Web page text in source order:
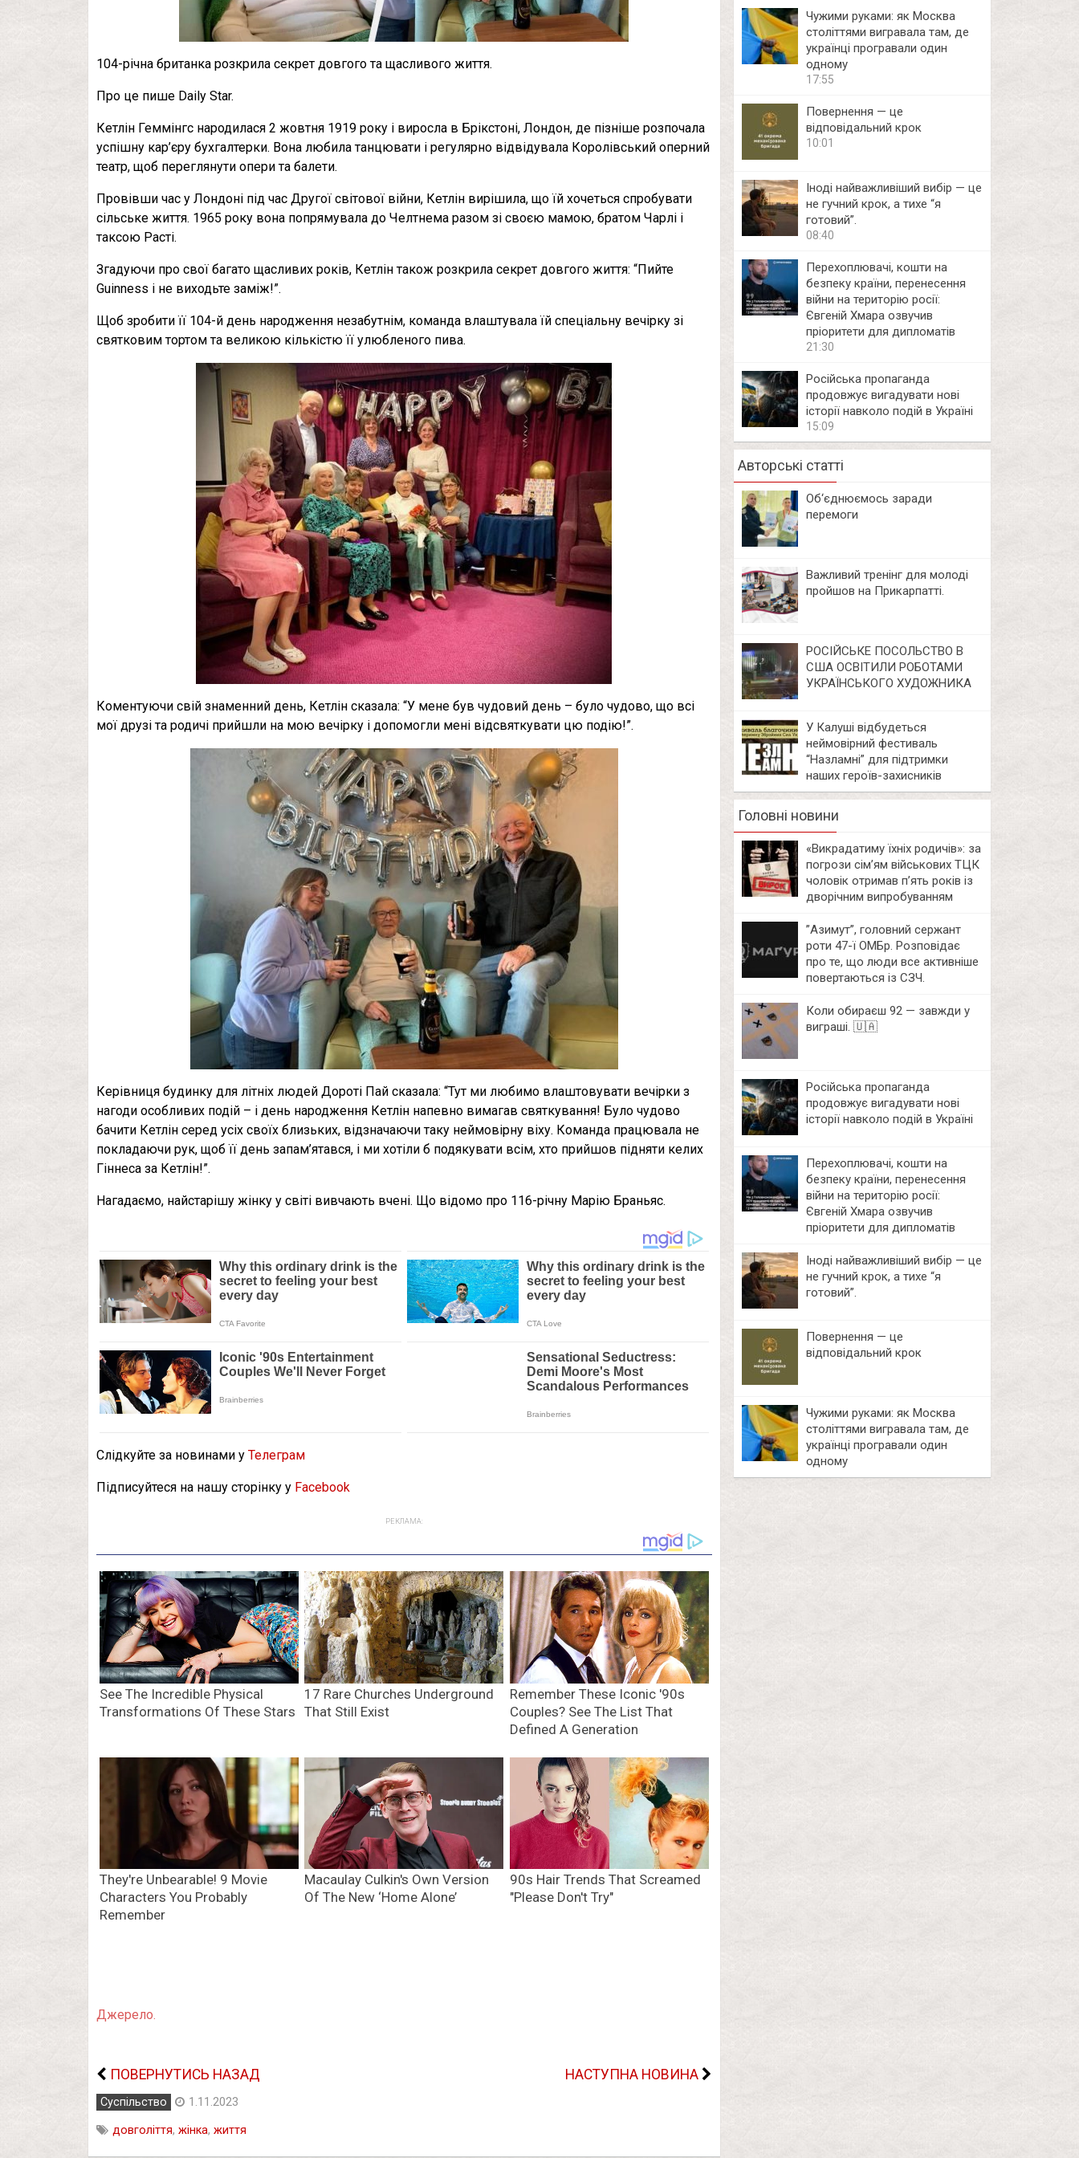
104-річна британка розкрила секрет довгого та щасливого життя.
Про це пише Daily Star.
Кетлін Геммінгс народилася 2 жовтня 1919 року і виросла в Брікстоні, Лондон, де пізніше розпочала
успішну кар’єру бухгалтерки. Вона любила танцювати і регулярно відвідувала Королівський оперний
театр, щоб переглянути опери та балети.
Провівши час у Лондоні під час Другої світової війни, Кетлін вирішила, що їй хочеться спробувати
сільське життя. 1965 року вона попрямувала до Челтнема разом зі своєю мамою, братом Чарлі і
таксою Расті.
Згадуючи про свої багато щасливих років, Кетлін також розкрила секрет довгого життя: “Пийте
Guinness і не виходьте заміж!”.
Щоб зробити її 104-й день народження незабутнім, команда влаштувала їй спеціальну вечірку зі
святковим тортом та великою кількістю її улюбленого пива.
Коментуючи свій знаменний день, Кетлін сказала: “У мене був чудовий день – було чудово, що всі
мої друзі та родичі прийшли на мою вечірку і допомогли мені відсвяткувати цю подію!”.
Керівниця будинку для літніх людей Дороті Пай сказала: “Тут ми любимо влаштовувати вечірки з
нагоди особливих подій – і день народження Кетлін напевно вимагав святкування! Було чудово
бачити Кетлін серед усіх своїх близьких, відзначаючи таку неймовірну віху. Команда працювала не
покладаючи рук, щоб її день запам’ятався, і ми хотіли б подякувати всім, хто прийшов підняти келих
Гіннеса за Кетлін!”.
Нагадаємо, найстарішу жінку у світі вивчають вчені. Що відомо про 116-річну Марію Браньяс.
Слідкуйте за новинами у Телеграм
Підписуйтеся на нашу сторінку у Facebook
РЕКЛАМА:
Джерело.
ПОВЕРНУТИСЬ НАЗАД НАСТУПНА НОВИНА
Суспільство 1.11.2023
довголіття, жінка, життя
Чужими руками: як Москва
століттями вигравала там, де
українці програвали один
одному
17:55
Повернення — це
відповідальний крок
10:01
Іноді найважливіший вибір — це
не гучний крок, а тихе “я
готовий”.
08:40
Перехоплювачі, кошти на
безпеку країни, перенесення
війни на територію росії:
Євгеній Хмара озвучив
пріоритети для дипломатів
21:30
Російська пропаганда
продовжує вигадувати нові
історії навколо подій в Україні
15:09
Авторські статті
Об‘єднюємось заради
перемоги
Важливий тренінг для молоді
пройшов на Прикарпатті.
РОСІЙСЬКЕ ПОСОЛЬСТВО В
США ОСВІТИЛИ РОБОТАМИ
УКРАЇНСЬКОГО ХУДОЖНИКА
У Калуші відбудеться
неймовірний фестиваль
“Назламні” для підтримки
наших героїв-захисників
Головні новини
«Викрадатиму їхніх родичів»: за
погрози сім’ям військових ТЦК
чоловік отримав п’ять років із
дворічним випробуванням
⁨”Азимут”, головний сержант
роти 47-ї ОМБр. Розповідає
про те, що люди все активніше
повертаються із СЗЧ.
Коли обираєш 92 — завжди у
виграші. 🇺🇦
Російська пропаганда
продовжує вигадувати нові
історії навколо подій в Україні
Перехоплювачі, кошти на
безпеку країни, перенесення
війни на територію росії:
Євгеній Хмара озвучив
пріоритети для дипломатів
Іноді найважливіший вибір — це
не гучний крок, а тихе “я
готовий”.
Повернення — це
відповідальний крок
Чужими руками: як Москва
століттями вигравала там, де
українці програвали один
одному